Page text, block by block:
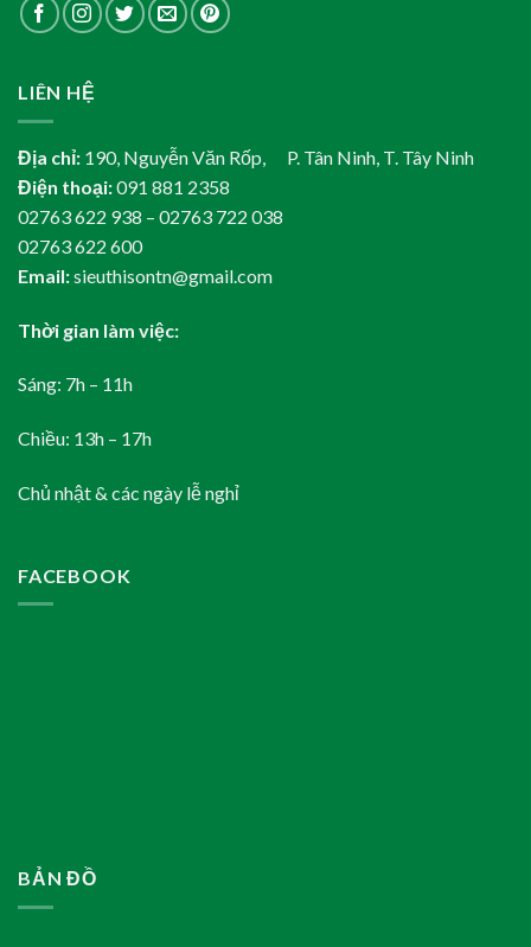
LIÊN HỆ
Địa chỉ: 190, Nguyễn Văn Rốp, P. Tân Ninh, T. Tây Ninh
Điện thoại:091 881 2358
02763 622 938 – 02763 722 038
02763 622 600
Email:sieuthisontn@gmail.com
Thời gian làm việc:
Sáng: 7h – 11h
Chiều: 13h – 17h
Chủ nhật & các ngày lễ nghỉ
FACEBOOK
BẢN ĐỒ